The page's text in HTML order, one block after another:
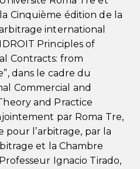
Cinquième édition de la
international
Principles of
Contracts: from
dans le cadre du
Commercial and
and Practice
par Roma Tre,
pour l’arbitrage, par la
et la Chambre
Ignacio Tirado,